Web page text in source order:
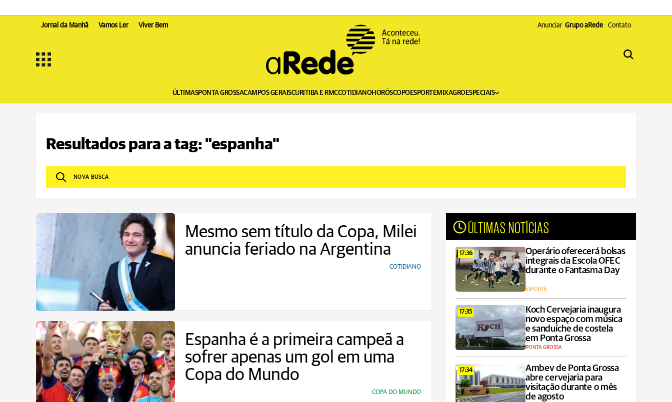
Jornal da Manhã Vamos Ler Viver Bem Anunciar Grupo aRede Contato
ÚLTIMASPONTA GROSSACAMPOS GERAISCURITIBA E RMCCOTIDIANOHORÓSCOPOESPORTEMIXAGROESPECIAIS
Resultados para a tag: "espanha"
Mesmo sem título da Copa, Milei
anuncia feriado na Argentina
COTIDIANO
Espanha é a primeira campeã a
sofrer apenas um gol em uma
Copa do Mundo
COPA DO MUNDO
ÚLTIMAS NOTÍCIAS
17:36
Operário oferecerá bolsas
integrais da Escola OFEC
durante o Fantasma Day
ESPORTE
17:35
Koch Cervejaria inaugura
novo espaço com música
e sanduíche de costela
em Ponta Grossa
PONTA GROSSA
17:34
Ambev de Ponta Grossa
abre cervejaria para
visitação durante o mês
de agosto